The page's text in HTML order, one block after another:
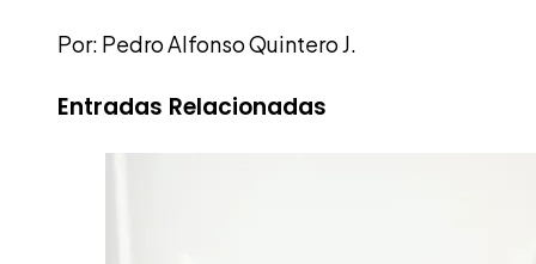
Por: Pedro Alfonso Quintero J.
Entradas Relacionadas